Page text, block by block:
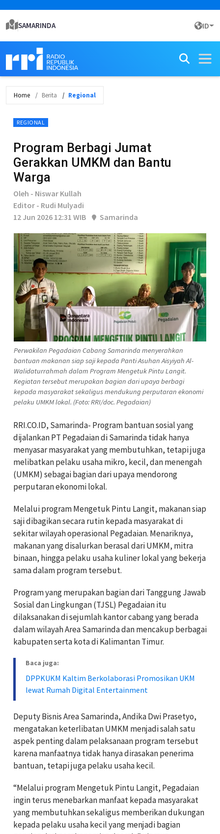
SAMARINDA ID
Home Berita Regional
REGIONAL
Program Berbagi Jumat
Gerakkan UMKM dan Bantu
Warga
Oleh - Niswar Kullah
Editor - Rudi Mulyadi
12 Jun 2026 12:31 WIB
Samarinda
Perwakilan Pegadaian Cabang Samarinda menyerahkan
bantuan makanan siap saji kepada Panti Asuhan Aisyiyah Al-
Walidaturrahmah dalam Program Mengetuk Pintu Langit.
Kegiatan tersebut merupakan bagian dari upaya berbagi
kepada masyarakat sekaligus mendukung perputaran ekonomi
pelaku UMKM lokal. (Foto: RRI/doc. Pegadaian)
RRI.CO.ID, Samarinda- Program bantuan sosial yang
dijalankan PT Pegadaian di Samarinda tidak hanya
menyasar masyarakat yang membutuhkan, tetapi juga
melibatkan pelaku usaha mikro, kecil, dan menengah
(UMKM) sebagai bagian dari upaya mendorong
perputaran ekonomi lokal.
Melalui program Mengetuk Pintu Langit, makanan siap
saji dibagikan secara rutin kepada masyarakat di
sekitar wilayah operasional Pegadaian. Menariknya,
makanan yang disalurkan berasal dari UMKM, mitra
binaan, hingga pelaku usaha kuliner lokal yang bekerja
sama dalam program tersebut.
Program yang merupakan bagian dari Tanggung Jawab
Sosial dan Lingkungan (TJSL) Pegadaian itu
dilaksanakan di sejumlah kantor cabang yang berada
dalam wilayah Area Samarinda dan mencakup berbagai
kabupaten serta kota di Kalimantan Timur.
Baca juga:
DPPKUKM Kaltim Berkolaborasi Promosikan UKM
lewat Rumah Digital Entertainment
Deputy Bisnis Area Samarinda, Andika Dwi Prasetyo,
mengatakan keterlibatan UMKM menjadi salah satu
aspek penting dalam pelaksanaan program tersebut
karena manfaatnya tidak hanya dirasakan penerima
bantuan, tetapi juga pelaku usaha kecil.
“Melalui program Mengetuk Pintu Langit, Pegadaian
ingin terus menebarkan manfaat kepada masyarakat
yang membutuhkan sekaligus memberikan dukungan
kepada pelaku usaha kecil yang menjadi bagian